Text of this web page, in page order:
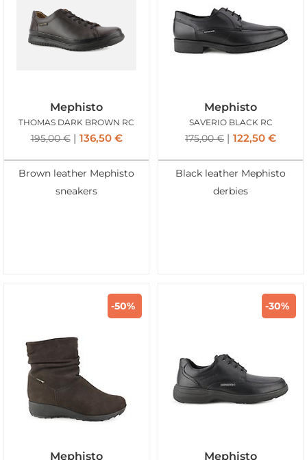
Mephisto
THOMAS DARK BROWN RC
195,00€ 136,50 €
Brown leather Mephisto
sneakers
Mephisto
SAVERIO BLACK RC
175,00€ 122,50 €
Black leather Mephisto
derbies
-50%
Mephisto
-30%
Mephisto